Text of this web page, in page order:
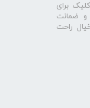
برای
و ضمانت
با خیال راحت